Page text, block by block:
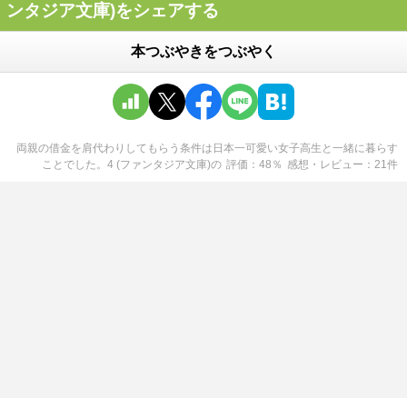
ンタジア文庫)をシェアする
本つぶやきをつぶやく
両親の借金を肩代わりしてもらう条件は日本一可愛い女子高生と一緒に暮らす
ことでした。4 (ファンタジア文庫)の 評価 48 ％ 感想・レビュー 21件